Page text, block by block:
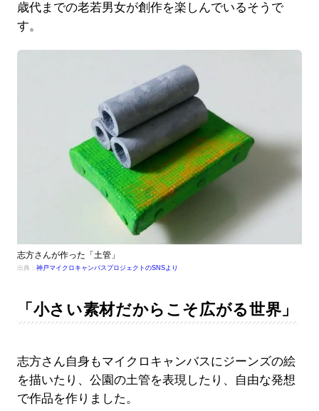
歳代までの老若男女が創作を楽しんでいるそうで
す。
志方さんが作った「土管」
出典： 神戸マイクロキャンバスプロジェクトのSNSより
「小さい素材だからこそ広がる世界」
志方さん自身もマイクロキャンバスにジーンズの絵
を描いたり、公園の土管を表現したり、自由な発想
で作品を作りました。